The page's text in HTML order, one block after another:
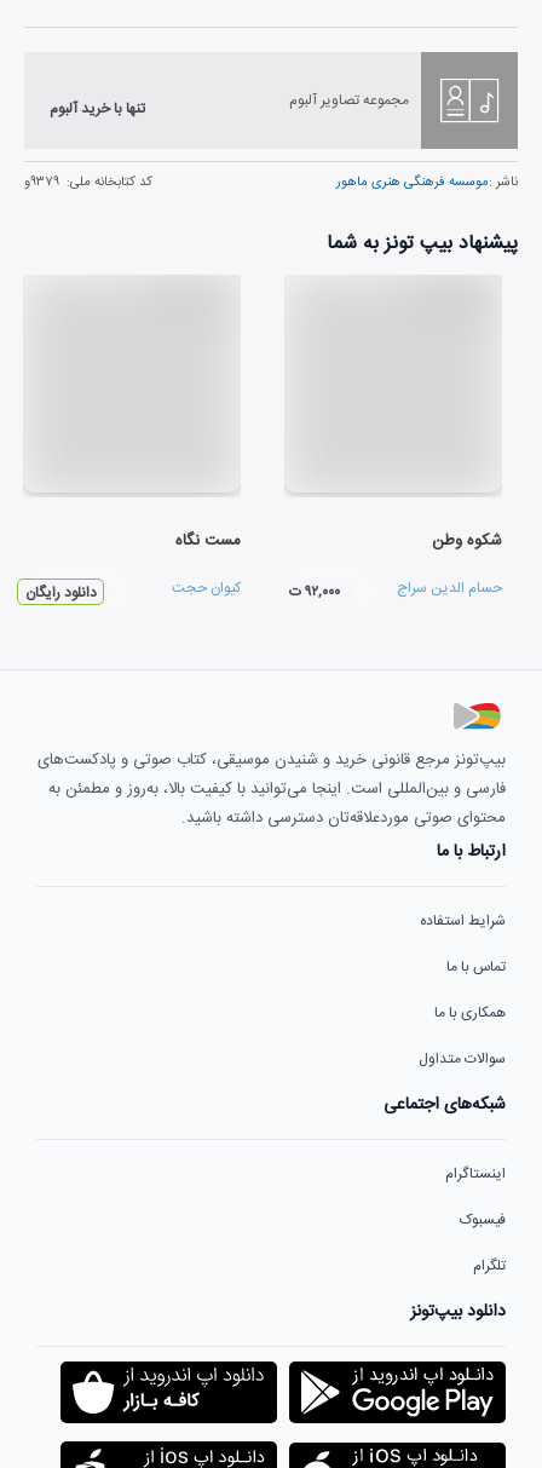
مجموعه تصاویر آلبوم تنها با خرید آلبوم
ناشر :موسسه فرهنگی هنری ماهور کد کتابخانه ملی: ۹۳۷۹و
پیشنهاد بیپ تونز به شما
شکوه وطن
حسام الدین سراج ۹۲,۰۰۰ ت
مست نگاه
کیوان حجت دانلود رایگان
بیپ‌تونز مرجع قانونی خرید و شنیدن موسیقی، کتاب صوتی و پادکست‌های
فارسی و بین‌المللی است. اینجا می‌توانید با کیفیت بالا، به‌روز و مطمئن به
محتوای صوتی موردعلاقه‌تان دسترسی داشته باشید.
ارتباط با ما
شرایط استفاده
تماس با ما
همکاری با ما
سوالات متداول
شبکه‌های اجتماعی
اینستاگرام
فیسبوک
تلگرام
دانلود بیپ‌تونز